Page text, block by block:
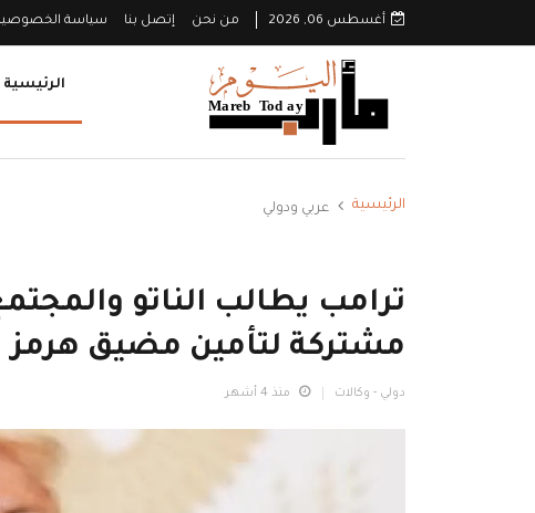
أغسطس 06, 2026 من نحن إتصل بنا سياسة
الرئيسية
الرئيسية عربي ودولي
ترامب يطالب الناتو
مشتركة لتأمين مضيق هرمز
دولي - وكالات منذ 4 أشهر